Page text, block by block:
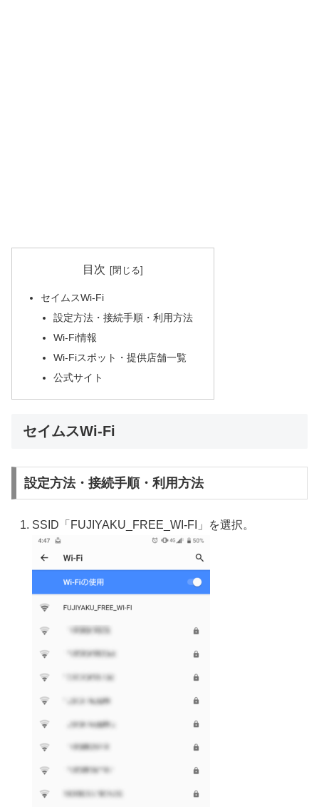
目次
セイムスWi-Fi
設定方法・接続手順・利用方法
Wi-Fi情報
Wi-Fiスポット・提供店舗一覧
公式サイト
セイムスWi-Fi
設定方法・接続手順・利用方法
SSID「FUJIYAKU_FREE_WI-FI」を選択。